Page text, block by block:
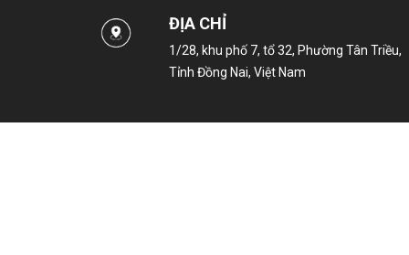
ĐỊA CHỈ
1/28, khu phố 7, tổ 32, Phường Tân Triều,
Tỉnh Đồng Nai, Việt Nam